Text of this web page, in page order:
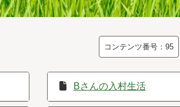
コンテンツ番号：95
Bさんの入村生活